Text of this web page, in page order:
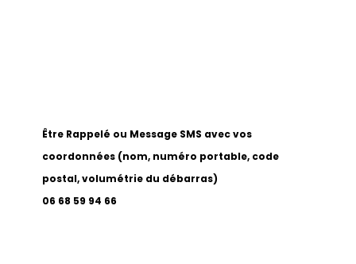
Être Rappelé ou Message SMS avec vos
coordonnées (nom, numéro portable, code
postal, volumétrie du débarras)
06 68 59 94 66